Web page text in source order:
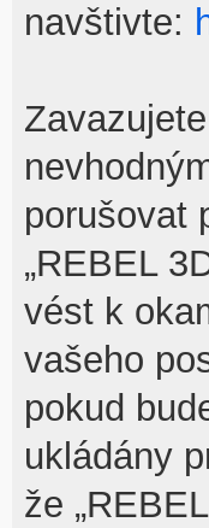
navštivte:
porušovat
„REBEL
vést k
vašeho
pokud
ukládány
že